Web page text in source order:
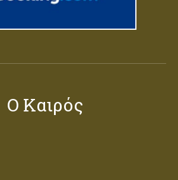
Ο Καιρός